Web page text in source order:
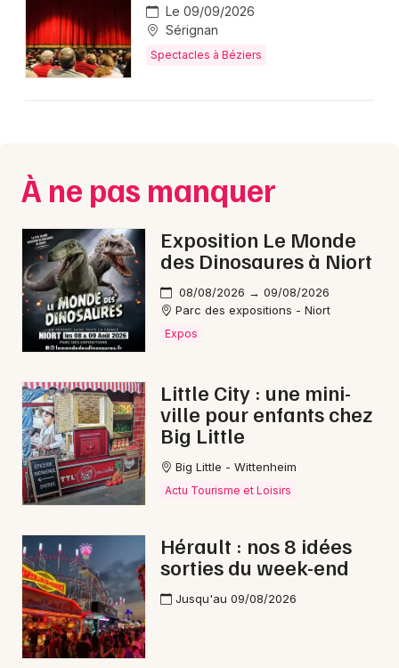
Newsletter des sorties
Artistes en tournée
Actus à Béziers
34 - Hérault
Choisir mes départements
Mon email
Je m'abonne
Le 09/09/2026
Sérignan
Spectacles à Béziers
À ne pas manquer
Exposition Le Monde
des Dinosaures à Niort
08/08/2026 → 09/08/2026
Parc des expositions - Niort
Expos
Little City : une mini-
ville pour enfants chez
Big Little
Big Little - Wittenheim
Actu Tourisme et Loisirs
Hérault : nos 8 idées
sorties du week-end
Jusqu'au 09/08/2026